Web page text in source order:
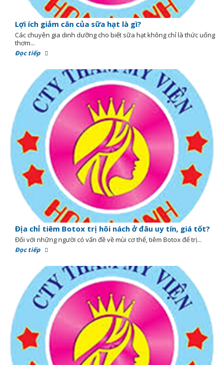
Lợi ích giảm cân của sữa hạt là gì?
Các chuyên gia dinh dưỡng cho biết sữa hạt không chỉ là thức uống
thơm...
Đọc tiếp
Địa chỉ tiêm Botox trị hôi nách ở đâu uy tín, giá tốt?
Đối với những người có vấn đề về mùi cơ thể, tiêm Botox để trị...
Đọc tiếp